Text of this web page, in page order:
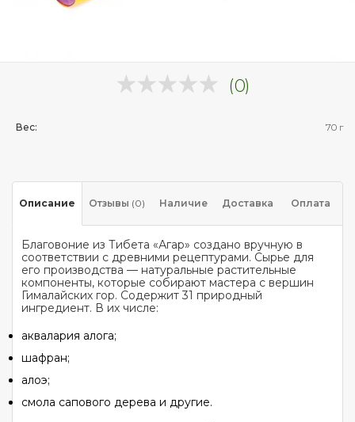
(0)
Вес: 70 г
Описание Отзывы (0) Наличие Доставка Оплата
Благовоние из Тибета «Агар» создано вручную в
соответствии с древними рецептурами. Сырье для
его производства — натуральные растительные
компоненты, которые собирают мастера с вершин
Гималайских гор. Содержит 31 природный
ингредиент. В их числе:
аквалария алога;
шафран;
алоэ;
смола сапового дерева и другие.